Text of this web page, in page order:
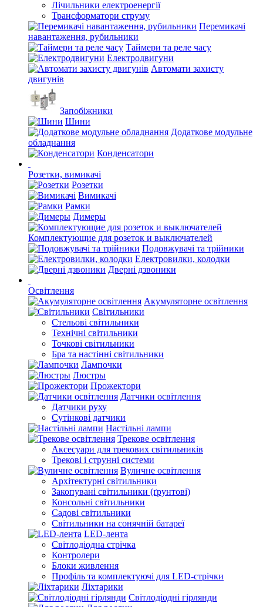
Лічильники електроенергії
Трансформатори струму
Перемикачі
навантаження, рубильники
Таймери та реле часу
Електродвигуни
Автомати захисту
двигунів
Запобіжники
Шини
Додаткове модульне
обладнання
Конденсатори
Розетки, вимикачі
Розетки
Вимикачі
Рамки
Димеры
Комплектующие для розеток и выключателей
Подовжувачі та трійники
Електровилки, колодки
Дверні дзвоники
Освітлення
Акумуляторне освітлення
Світильники
Стельові світильники
Технічні світильники
Точкові світильники
Бра та настінні світильники
Лампочки
Люстры
Прожектори
Датчики освітлення
Датчики руху
Сутінкові датчики
Настільні лампи
Трекове освітлення
Аксесуари для трекових світильників
Трекові і струнні системи
Вуличне освітлення
Архітектурні світильники
Закопувані світильники (ґрунтові)
Консольні світильники
Садові світильники
Світильники на сонячній батареї
LED-лента
Світлодіодна стрічка
Контролери
Блоки живлення
Профіль та комплектуючі для LED-стрічки
Ліхтарики
Світлодіодні гірлянди